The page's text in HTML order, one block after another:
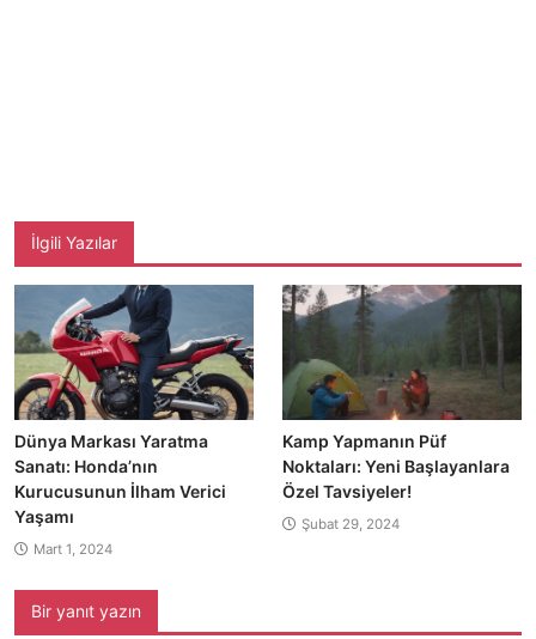
İlgili Yazılar
Dünya Markası Yaratma
Sanatı: Honda’nın
Kurucusunun İlham Verici
Yaşamı
Mart 1, 2024
Kamp Yapmanın Püf
Noktaları: Yeni Başlayanlara
Özel Tavsiyeler!
Şubat 29, 2024
Bir yanıt yazın